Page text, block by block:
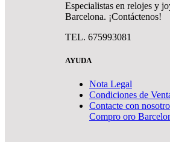
Especialistas en relojes y
Barcelona. ¡Contáctenos!
TEL. 675993081
AYUDA
Nota Legal
Condiciones de
Contacte con
Compro oro